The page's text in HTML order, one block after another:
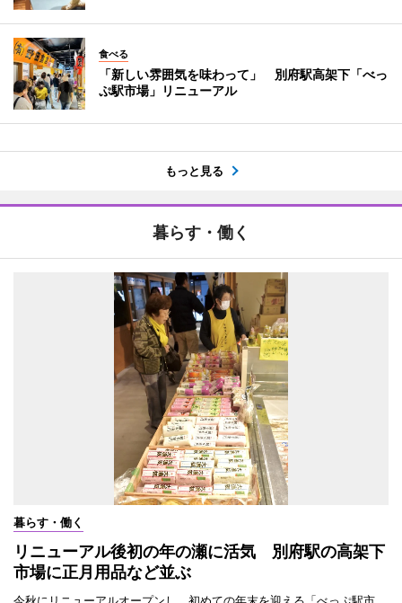
食べる
「新しい雰囲気を味わって」 別府駅高架下「べっ
ぷ駅市場」リニューアル
もっと見る
暮らす・働く
暮らす・働く
リニューアル後初の年の瀬に活気 別府駅の高架下
市場に正月用品など並ぶ